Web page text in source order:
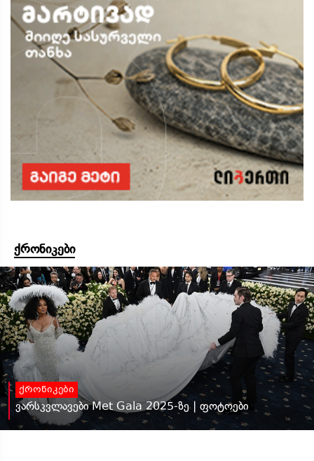
ქრონიკები
ქრონიკები
ვარსკვლავები Met Gala 2025-ზე | ფოტოები